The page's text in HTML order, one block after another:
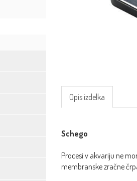
Opis izdelka
Schego
Procesi v akvariju ne
membranske zračne